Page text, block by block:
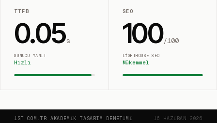
TTFB
0.05s
SUNUCU YANIT
Hızlı
SEO
100/100
LIGHTHOUSE SEO
Mükemmel
1ST.COM.TR AKADEMIK TASARIM DENETIMI 16 HAZIRAN 2026